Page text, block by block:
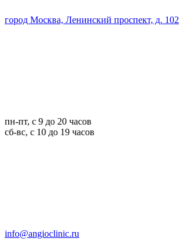
город Москва, Ленинский проспект, д. 102
пн-пт, с 9 до 20 часов
сб-вс, с 10 до 19 часов
info@angioclinic.ru